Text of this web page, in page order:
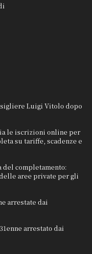
Luigi Vitolo dopo
le iscrizioni online per
su tariffe, scadenze e
del completamento:
aree private per gli
arrestate dai
arrestato dai